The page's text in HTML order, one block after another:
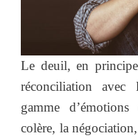
Le deuil, en
réconciliation
gamme
colère, la